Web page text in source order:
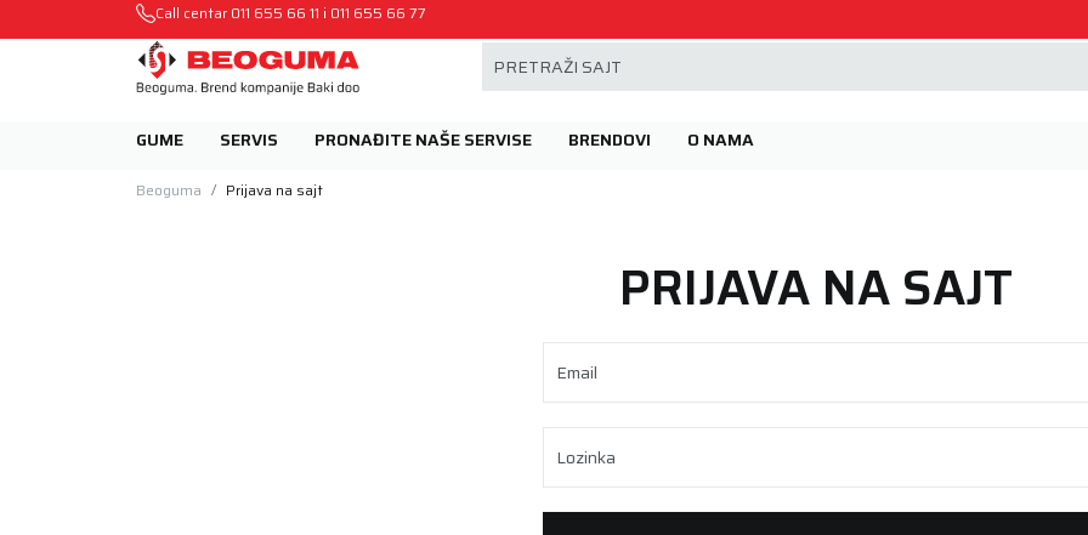
Call centar 011 655 66 11 i 011 655 66 77
Mehanika automobila u Beogumu.
PRETRAŽI SAJT
GUME SERVIS PRONAĐITE NAŠE SERVISE BRENDOVI O NAMA
Beoguma Prijava na sajt
PRIJAVA NA SAJT
Email
Lozinka